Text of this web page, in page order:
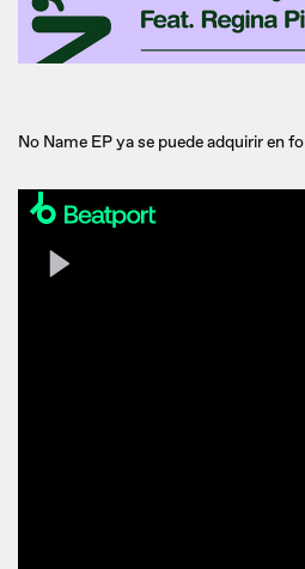
No Name EP ya se puede adquirir en